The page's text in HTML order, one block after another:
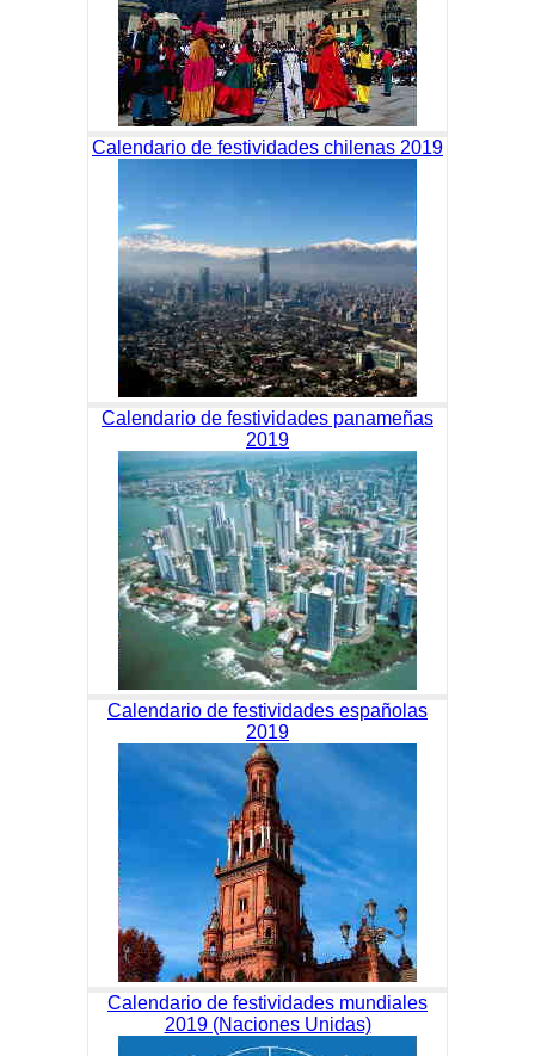
Calendario de festividades chilenas 2019
Calendario de festividades panameñas
2019
Calendario de festividades españolas
2019
Calendario de festividades mundiales
2019 (Naciones Unidas)